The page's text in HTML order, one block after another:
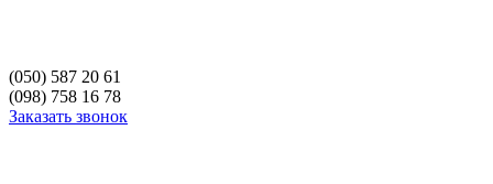
(050) 587 20 61
(098) 758 16 78
Заказать звонок